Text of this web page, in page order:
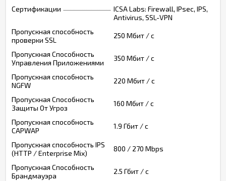
Сертификации
ICSA Labs: Firewall, IPsec, IPS,
Antivirus, SSL-VPN
Пропускная способность
проверки SSL
250 Мбит / с
Пропускная Способность
Управления Приложениями
350 Мбит / с
Пропускная способность
NGFW
220 Мбит / с
Пропускная Способность
Защиты От Угроз
160 Мбит / с
Пропускная способность
CAPWAP
1.9 Гбит / с
Пропускная способность IPS
(HTTP / Enterprise Mix)
800 / 270 Mbps
Пропускная Способность
Брандмауэра
2.5 Гбит / с